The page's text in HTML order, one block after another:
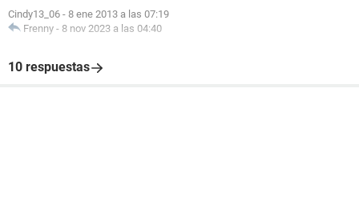
Cindy13_06 - 8 ene 2013 a las 07:19
Frenny - 8 nov 2023 a las 04:40
10 respuestas